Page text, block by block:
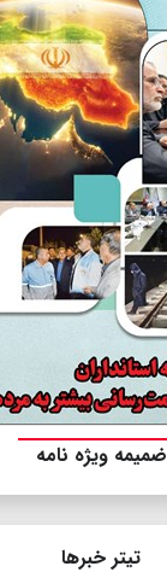
ضمیمه ویژه نامه
تیتر خبرها